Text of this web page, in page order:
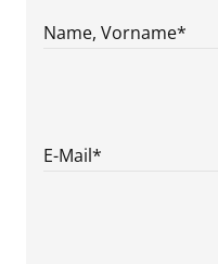
Name, Vorname*
E-Mail*